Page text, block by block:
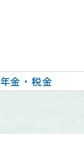
年金・税金